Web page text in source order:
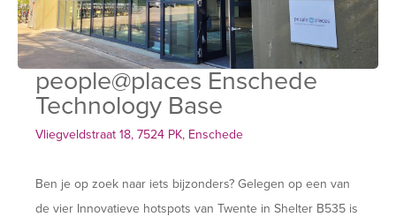
people@places Enschede
Technology Base
Vliegveldstraat 18, 7524 PK, Enschede
Ben je op zoek naar iets bijzonders? Gelegen op een van
de vier Innovatieve hotspots van Twente in Shelter B535 is